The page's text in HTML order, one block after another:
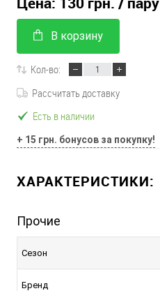
В корзину
Кол-во:
Рассчитать доставку
Есть в наличии
+ 15 грн. бонусов за покупку!
ХАРАКТЕРИСТИКИ:
Прочие
Сезон
Бренд